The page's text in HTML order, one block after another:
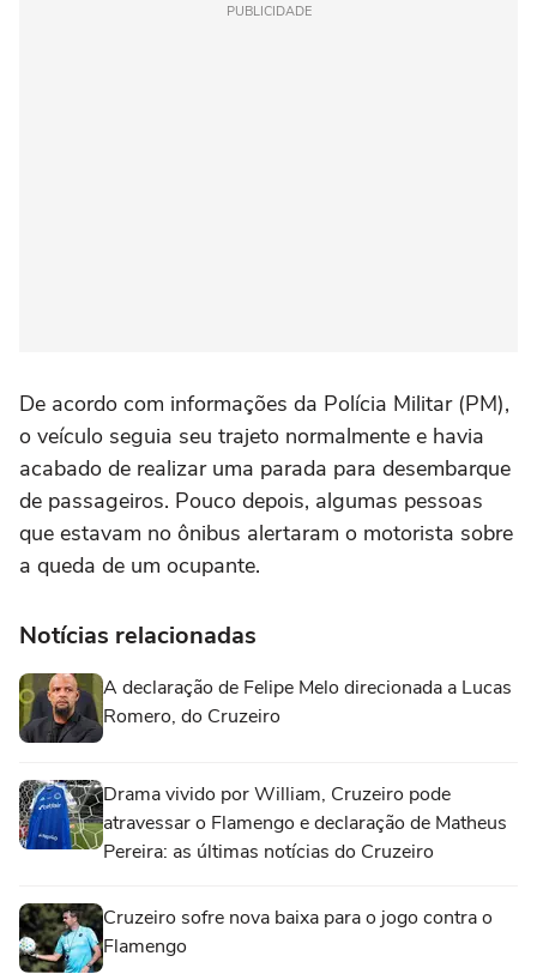
PUBLICIDADE
De acordo com informações da Polícia Militar (PM),
o veículo seguia seu trajeto normalmente e havia
acabado de realizar uma parada para desembarque
de passageiros. Pouco depois, algumas pessoas
que estavam no ônibus alertaram o motorista sobre
a queda de um ocupante.
Notícias relacionadas
A declaração de Felipe Melo direcionada a Lucas
Romero, do Cruzeiro
Drama vivido por William, Cruzeiro pode
atravessar o Flamengo e declaração de Matheus
Pereira: as últimas notícias do Cruzeiro
Cruzeiro sofre nova baixa para o jogo contra o
Flamengo